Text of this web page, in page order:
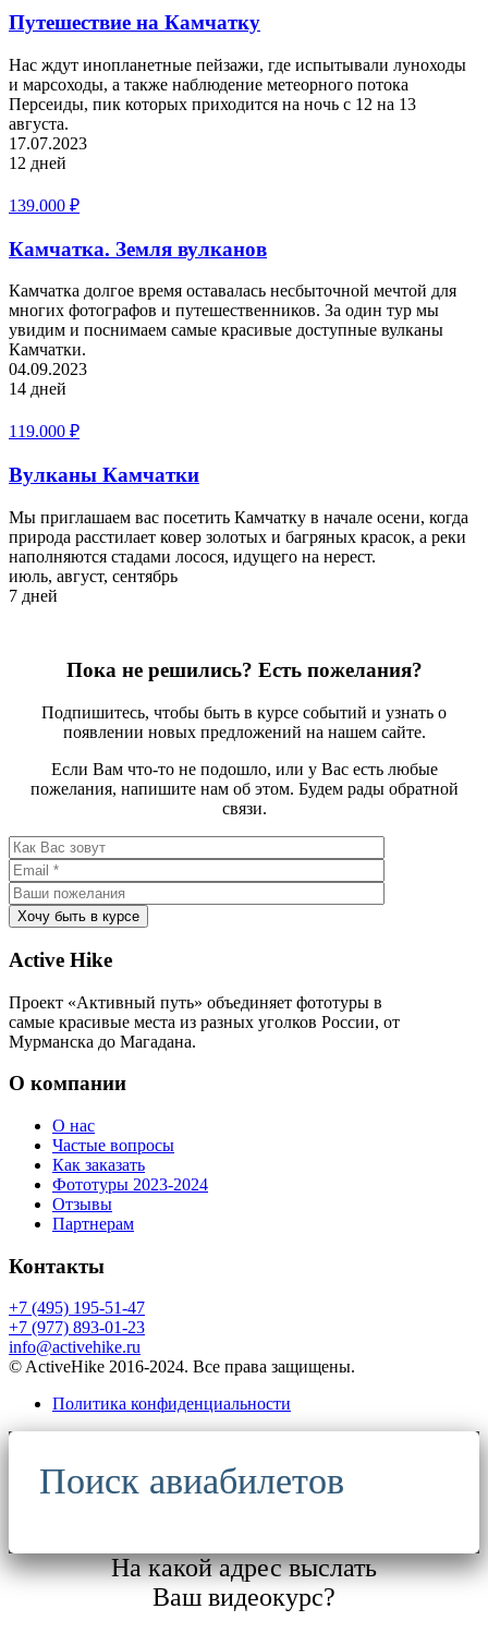
Путешествие на Камчатку
Нас ждут инопланетные пейзажи, где испытывали луноходы
и марсоходы, а также наблюдение метеорного потока
Персеиды, пик которых приходится на ночь с 12 на 13
августа.
17.07.2023
12 дней
139.000 ₽
Камчатка. Земля вулканов
Камчатка долгое время оставалась несбыточной мечтой для
многих фотографов и путешественников. За один тур мы
увидим и поснимаем самые красивые доступные вулканы
Камчатки.
04.09.2023
14 дней
119.000 ₽
Вулканы Камчатки
Мы приглашаем вас посетить Камчатку в начале осени, когда
природа расстилает ковер золотых и багряных красок, а реки
наполняются стадами лосося, идущего на нерест.
июль, август, сентябрь
7 дней
Пока не решились? Есть пожелания?
Подпишитесь, чтобы быть в курсе событий и узнать о
появлении новых предложений на нашем сайте.
Если Вам что-то не подошло, или у Вас есть любые
пожелания, напишите нам об этом. Будем рады обратной
связи.
Active Hike
Проект «Активный путь» объединяет фототуры в
самые красивые места из разных уголков России, от
Мурманска до Магадана.
О компании
О нас
Частые вопросы
Как заказать
Фототуры 2023-2024
Отзывы
Партнерам
Контакты
+7 (495) 195-51-47
+7 (977) 893-01-23
info@activehike.ru
© ActiveHike 2016-2024. Все права защищены.
Политика конфиденциальности
Поиск авиабилетов
На какой адрес выслать
Ваш видеокурс?